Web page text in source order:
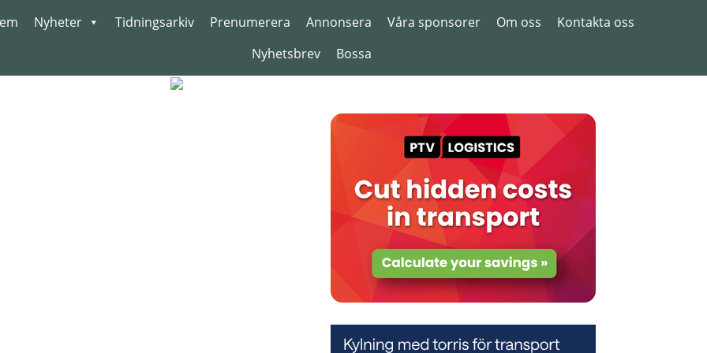
Nyheter Tidningsarkiv Prenumerera Annonsera Våra sponsorer Om oss
Kontakta oss
Nyhetsbrev
Bossa